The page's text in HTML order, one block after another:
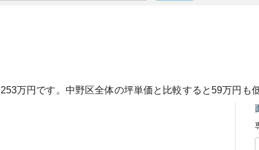
253万円です。 中野区全体の坪単価と比較すると59万円も